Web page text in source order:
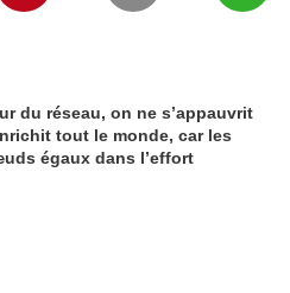
du réseau, on ne s’appauvrit
tout le monde, car les
égaux dans l’effort